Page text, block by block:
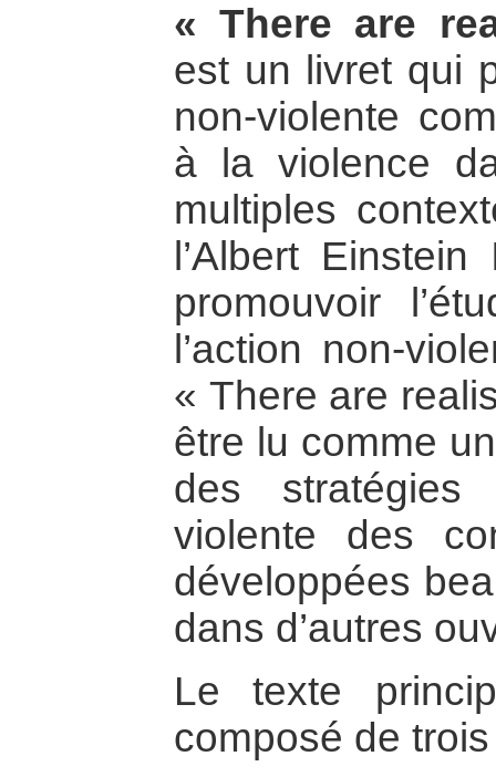
« There are
est un livret qui
non-violente
à la violence
multiples
l’Albert
promouvoir
l’action non-
« There are
être lu comme
des
violente des
développées
dans d’autres
Le texte
composé de